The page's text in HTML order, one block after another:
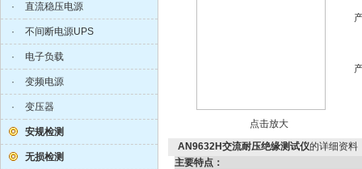
· 直流稳压电源
· 不间断电源UPS
· 电子负载
· 变频电源
· 变压器
安规检测
无损检测
点击放大
AN9632H交流耐压绝缘测试仪的详细资料
主要特点：